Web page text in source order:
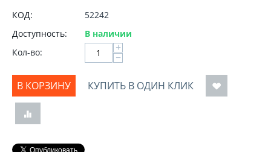
КОД:
52242
Доступность:
В наличии
Кол-во:
+
−
В КОРЗИНУ КУПИТЬ В ОДИН КЛИК